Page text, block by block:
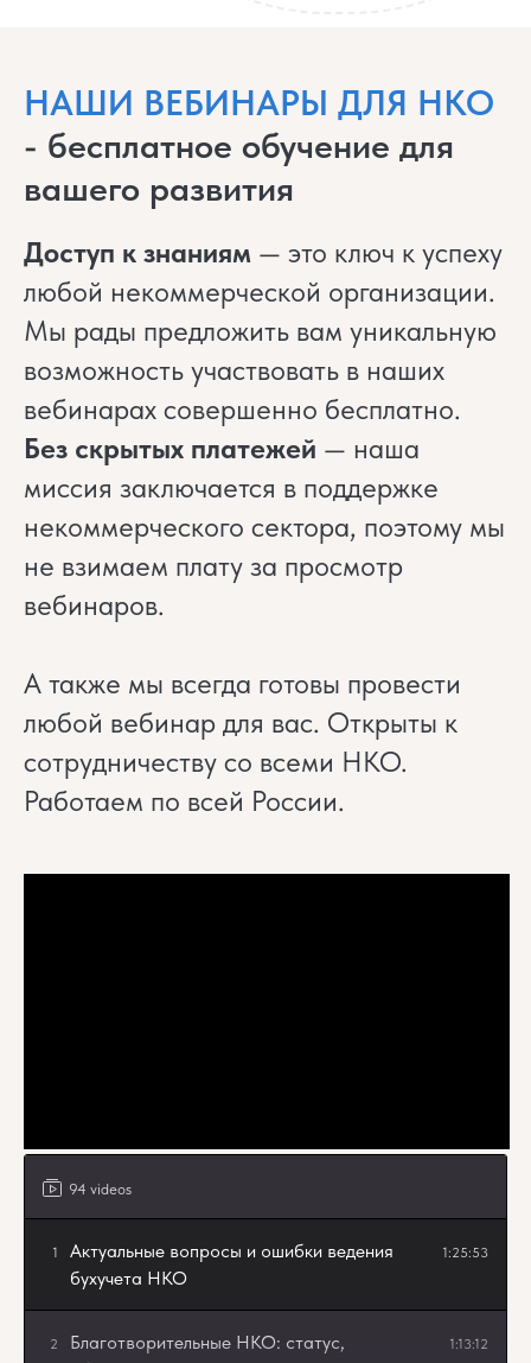
НАШИ ВЕБИНАРЫ ДЛЯ НКО
- бесплатное обучение для
вашего развития
Доступ к знаниям — это ключ к успеху
любой некоммерческой организации.
Мы рады предложить вам уникальную
возможность участвовать в наших
вебинарах совершенно бесплатно.
Без скрытых платежей — наша
миссия заключается в поддержке
некоммерческого сектора, поэтому мы
не взимаем плату за просмотр
вебинаров.
А также мы всегда готовы провести
любой вебинар для вас. Открыты к
сотрудничеству со всеми НКО.
Работаем по всей России.
94 videos
1
Актуальные вопросы и ошибки ведения
бухучета НКО
1:25:53
2
Благотворительные НКО: статус,
1:13:12